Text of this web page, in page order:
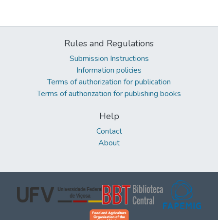
Rules and Regulations
Submission Instructions
Information policies
Terms of authorization for publication
Terms of authorization for publishing books
Help
Contact
About